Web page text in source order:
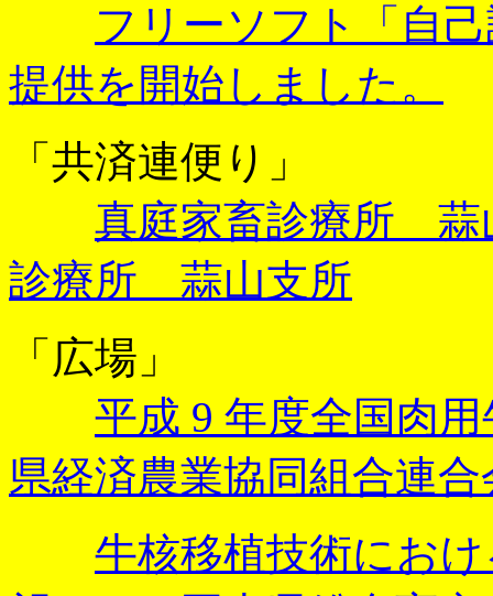
フリーソフト「自
提供を開始しました。
「共済連便り」
真庭家畜診療所 蒜
診療所 蒜山支所
「広場」
平成 9 年度全国肉
県経済農業協同組合連合
牛核移植技術にお